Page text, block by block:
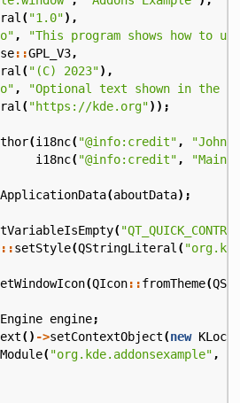
("1.0"),
,
"This program shows how to
::GPL_V3,
("(C) 2023"),
,
"Optional text shown in the
("https://kde.org"));
(i18nc("@info:credit" ,
"John
i18nc("@info:credit" ,
(aboutData);
(
::setStyle(QStringLiteral (
(QIcon::fromTheme(
engine;
() ->setContextObject(new
("org.kde.addonsexample" ,